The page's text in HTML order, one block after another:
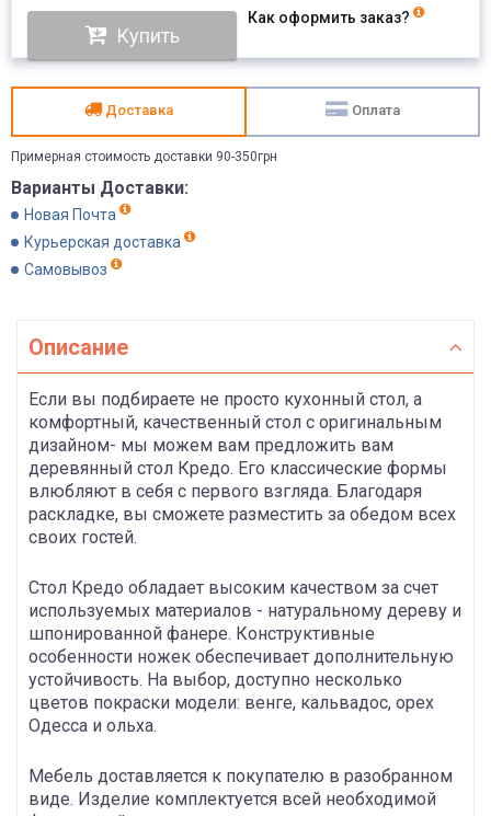
Купить
Как оформить заказ?
Доставка Оплата
Примерная стоимость доставки 90-350грн
Варианты Доставки:
Новая Почта
Курьерская доставка
Самовывоз
Описание
Если вы подбираете не просто кухонный стол, а
комфортный, качественный стол с оригинальным
дизайном- мы можем вам предложить вам
деревянный стол Кредо. Его классические формы
влюбляют в себя с первого взгляда. Благодаря
раскладке, вы сможете разместить за обедом всех
своих гостей.
Стол Кредо обладает высоким качеством за счет
используемых материалов - натуральному дереву и
шпонированной фанере. Конструктивные
особенности ножек обеспечивает дополнительную
устойчивость. На выбор, доступно несколько
цветов покраски модели: венге, кальвадос, орех
Одесса и ольха.
Мебель доставляется к покупателю в разобранном
виде. Изделие комплектуется всей необходимой